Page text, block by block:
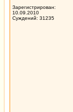
Зарегистрирован:
10.09.2010
Суждений: 31235